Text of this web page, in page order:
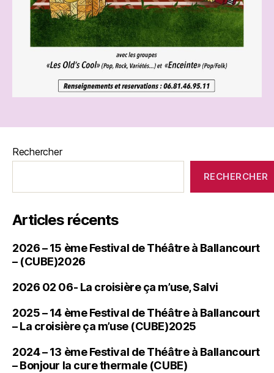
Rechercher
RECHERCHER
Articles récents
2026 – 15 ème Festival de Théâtre à Ballancourt
– (CUBE)2026
2026 02 06- La croisière ça m’use, Salvi
2025 – 14 ème Festival de Théâtre à Ballancourt
– La croisière ça m’use (CUBE)2025
2024 – 13 ème Festival de Théâtre à Ballancourt
– Bonjour la cure thermale (CUBE)